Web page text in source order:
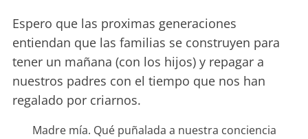
Espero que las proximas generaciones
entiendan que las familias se construyen para
tener un mañana (con los hijos) y repagar a
nuestros padres con el tiempo que nos han
regalado por criarnos.
Madre mía. Qué puñalada a nuestra conciencia